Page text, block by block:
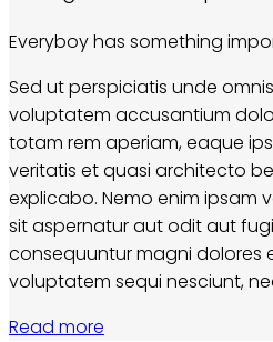
Everyboy has something
Sed ut perspiciatis unde
voluptatem accusantium
totam rem aperiam, eaque
veritatis et quasi architecto
explicabo. Nemo enim ipsam
sit aspernatur aut odit aut
consequuntur magni dolores
voluptatem sequi nesciunt,
Read more